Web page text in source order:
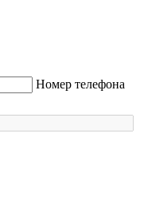
Номер телефона